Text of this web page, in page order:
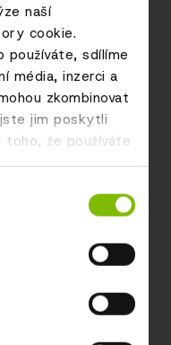
naší
cookie.
používáte, sdílíme
média, inzerci a
zkombinovat
jim poskytli
toho, že používáte